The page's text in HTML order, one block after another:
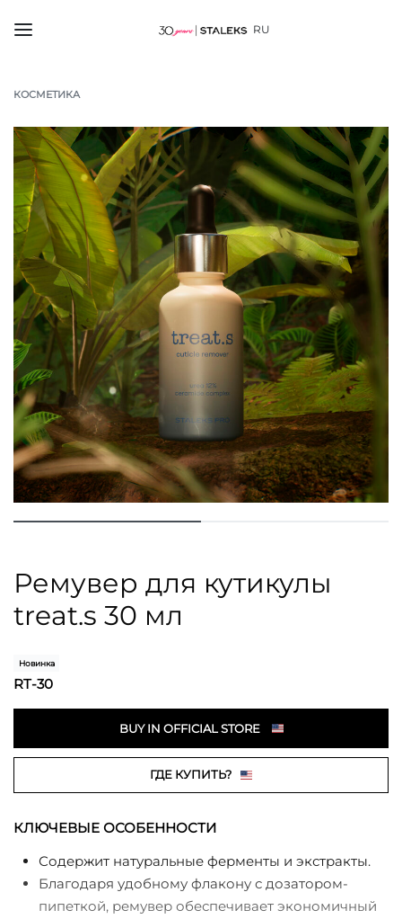
RU
КОСМЕТИКА
Ремувер для кутикулы
treat.s 30 мл
Новинка
RT-30
BUY IN OFFICIAL STORE
ГДЕ КУПИТЬ?
КЛЮЧЕВЫЕ ОСОБЕННОСТИ
Содержит натуральные ферменты и экстракты.
Благодаря удобному флакону с дозатором-
пипеткой, ремувер обеспечивает экономичный